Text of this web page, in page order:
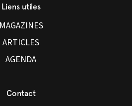
Liens utiles
MAGAZINES
ARTICLES
AGENDA
Contact